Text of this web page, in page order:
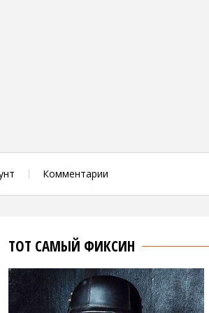
Комментарии
ТОТ САМЫЙ ФИКСИН